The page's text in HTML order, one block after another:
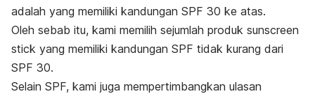
adalah yang memiliki kandungan SPF 30 ke atas.
Oleh sebab itu, kami memilih sejumlah produk sunscreen
stick yang memiliki kandungan SPF tidak kurang dari
SPF 30.
Selain SPF, kami juga mempertimbangkan ulasan